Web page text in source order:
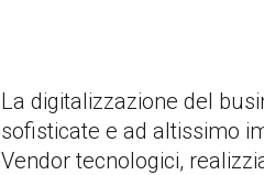
La digitalizzazione del
sofisticate e ad altissimo
Vendor tecnologici,